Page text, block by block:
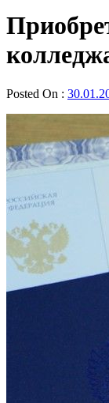
Posted On :